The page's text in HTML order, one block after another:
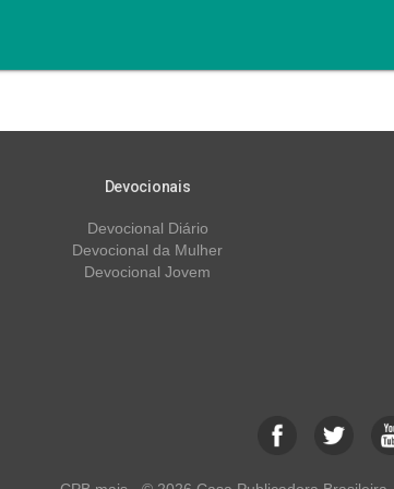
Devocionais
Devocional Diário
Devocional da Mulher
Devocional Jovem